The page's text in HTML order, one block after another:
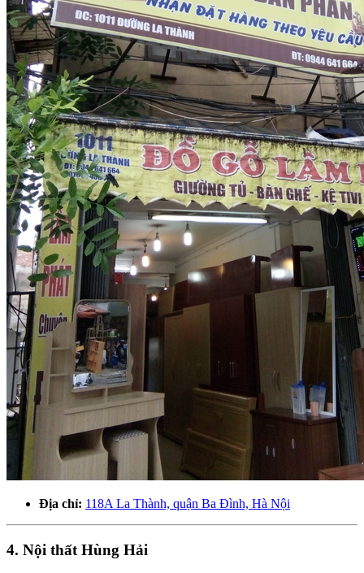
Địa chỉ: 118A La Thành, quận Ba Đình, Hà Nội
4. Nội thất Hùng Hải